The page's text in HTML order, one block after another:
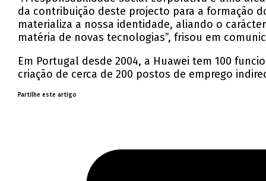
da contribuição deste projecto para a formação
materializa a nossa identidade, aliando o
matéria de novas tecnologias”, frisou em
Em Portugal desde 2004, a Huawei tem 100
criação de cerca de 200 postos de emprego
Partilhe este artigo